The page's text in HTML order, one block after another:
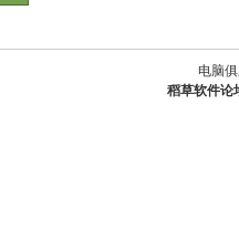
电脑
稻草软件论